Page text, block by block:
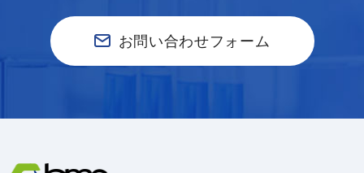
お問い合わせフォーム